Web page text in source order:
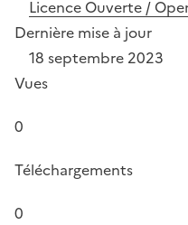
Licence Ouverte /
Dernière mise à jour
18 septembre 2023
Vues
0
Téléchargements
0